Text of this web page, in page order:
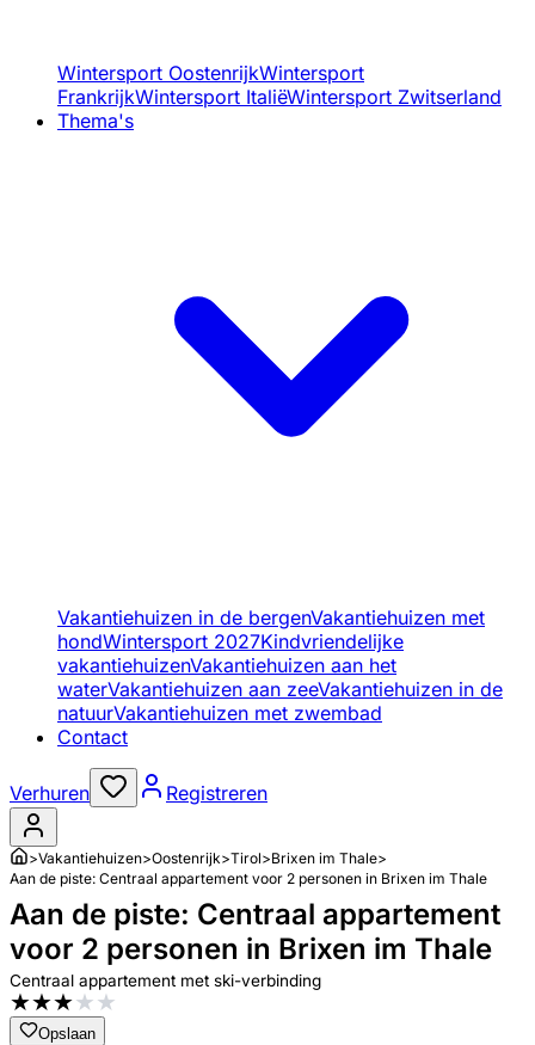
Wintersport OostenrijkWintersport
FrankrijkWintersport ItaliëWintersport Zwitserland
Thema's
Vakantiehuizen in de bergenVakantiehuizen met
hondWintersport 2027Kindvriendelijke
vakantiehuizenVakantiehuizen aan het
waterVakantiehuizen aan zeeVakantiehuizen in de
natuurVakantiehuizen met zwembad
Contact
Verhuren Registreren
>Vakantiehuizen>Oostenrijk>Tirol>Brixen im Thale>
Aan de piste: Centraal appartement voor 2 personen in Brixen im Thale
Aan de piste: Centraal appartement
voor 2 personen in Brixen im Thale
Centraal appartement met ski-verbinding
★★★★★
Opslaan